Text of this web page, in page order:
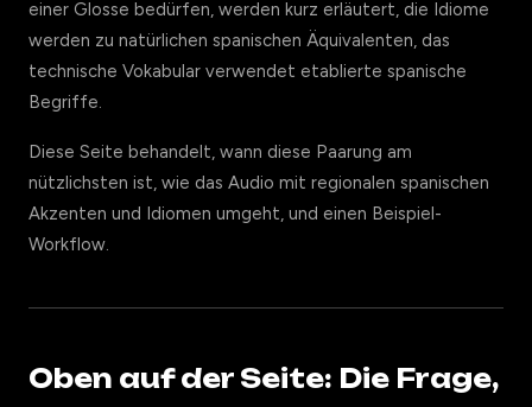
einer Glosse bedürfen, werden kurz erläutert, die Idiome
werden zu natürlichen spanischen Äquivalenten, das
technische Vokabular verwendet etablierte spanische
Begriffe.
Diese Seite behandelt, wann diese Paarung am
nützlichsten ist, wie das Audio mit regionalen spanischen
Akzenten und Idiomen umgeht, und einen Beispiel-
Workflow.
Oben auf der Seite: Die Frage,